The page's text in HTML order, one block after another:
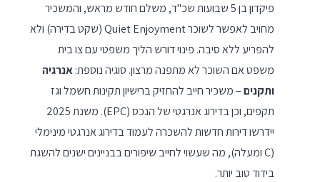
פיקדון בן 5 שבועות שכ"ד, משלם חודש מראש, והמשכיר
מחויב לאפשר לשוכר Quiet Enjoyment (שקט בדירה) ולא
להפריע ללא סיבה. פינוי דורש הליך משפטי עם צו בית
משפט אם השוכר לא מתפנה מרצון. סוגיה נוספת:אנרגיה
ותקנים– משכיר חייב להחזיק ברישיון תקינות חשמל וגז
תקפים, וכן בדירוג אנרגטי של הנכס (EPC). משנת 2025
יידרשו דירות חדשות להשכרה לעמוד בדירוג אנרגטי מינימלי
(C ומעלה), מה שעשוי לחייב שיפורים בבניינים ישנים להשגת
בידוד טוב יותר.